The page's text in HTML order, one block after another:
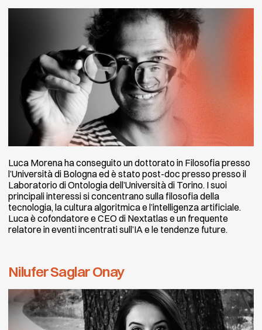
Luca Morena ha conseguito un dottorato in Filosofia presso
l’Università di Bologna ed è stato post-doc presso presso il
Laboratorio di Ontologia dell’Università di Torino. I suoi
principali interessi si concentrano sulla filosofia della
tecnologia, la cultura algoritmica e l’intelligenza artificiale.
Luca è cofondatore e CEO di Nextatlas e un frequente
relatore in eventi incentrati sull’IA e le tendenze future.
Nilufer Saglar Onay